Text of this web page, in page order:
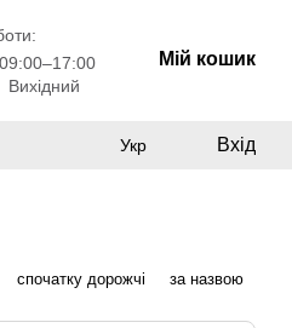
09:00–17:00
Вихідний
Мій кошик
Укр Вхід
спочатку дорожчі за назвою